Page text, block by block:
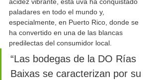
acidez vibrante, esta uva ha conquistado
paladares en todo el mundo y,
especialmente, en Puerto Rico, donde se
ha convertido en una de las blancas
predilectas del consumidor local.
“Las bodegas de la DO Rías
Baixas se caracterizan por su